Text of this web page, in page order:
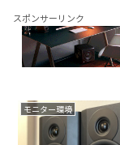
スポンサーリンク
モニター環境